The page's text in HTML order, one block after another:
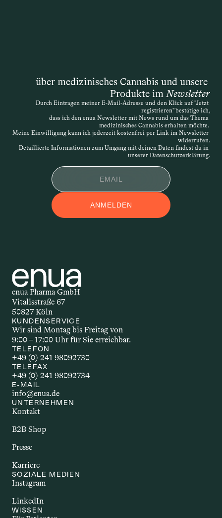
ist die Definition offen – entscheidend
ist, dass die Therapie medizinisch
nachvollziehbar begründet wird. Die
Verordnung kann daher sehr individuell
erfolgen. Wird der Antrag abgelehnt,
besteht die Möglichkeit des
APPLIKATIONSFOR
M
oder Creme: Die Form der Anwendung
beeinflusst, wie schnell und wie stark
der Wirkstoff wirkt. Welche
Applikationsform gewählt wird, hängt
unter anderem vom Wirkstoff selbst,
dem gewünschten Effekt und den
individuellen Bedürfnissen ab.
AUTOIMMUNERKR
ANKUNG
chronische Störungen, bei denen das
Arthritis oder Morbus Crohn. Sie gehen
häufig mit Entzündungen und einer
über medizinisches Cannabis und unsere
Produkte im Newsletter
Durch Eintragen meiner E-Mail-Adresse und den Klick auf "Jetzt
registrieren" bestätige ich,
dass ich den enua Newsletter mit News rund um das Thema
medizinisches Cannabis erhalten möchte.
Meine Einwilligung kann ich jederzeit kostenfrei per Link im Newsletter
widerrufen.
Detaillierte Informationen zum Umgang mit deinen Daten findest du in
unserer Datenschutzerklärung.
ANMELDEN
enua Pharma GmbH
Vitalisstraße 67
50827 Köln
KUNDENSERVICE
Wir sind Montag bis Freitag von
9:00 – 17:00 Uhr für Sie erreichbar.
TELEFON
+49 (0) 241 98092730
TELEFAX
+49 (0) 241 98092734
E-MAIL
info@enua.de
UNTERNEHMEN
Kontakt
B2B Shop
Presse
Karriere
SOZIALE MEDIEN
Instagram
LinkedIn
WISSEN